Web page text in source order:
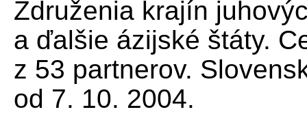
Združenia krajín
a ďalšie ázijské štáty.
z 53 partnerov.
od 7. 10. 2004.